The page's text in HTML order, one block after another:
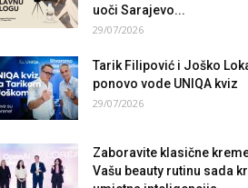
uoči Sarajevo...
29/07/2026
Tarik Filipović i Joško
ponovo vode UNIQA kviz
29/07/2026
Zaboravite klasične
Vašu beauty rutinu sada